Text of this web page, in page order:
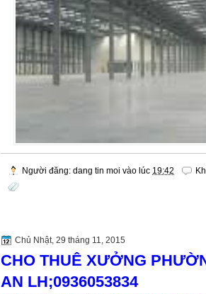
Người đăng: dang tin moi vào lúc 19:42
Chủ Nhật, 29 tháng 11, 2015
CHO THUÊ XƯỞNG
AN LH;0936053834